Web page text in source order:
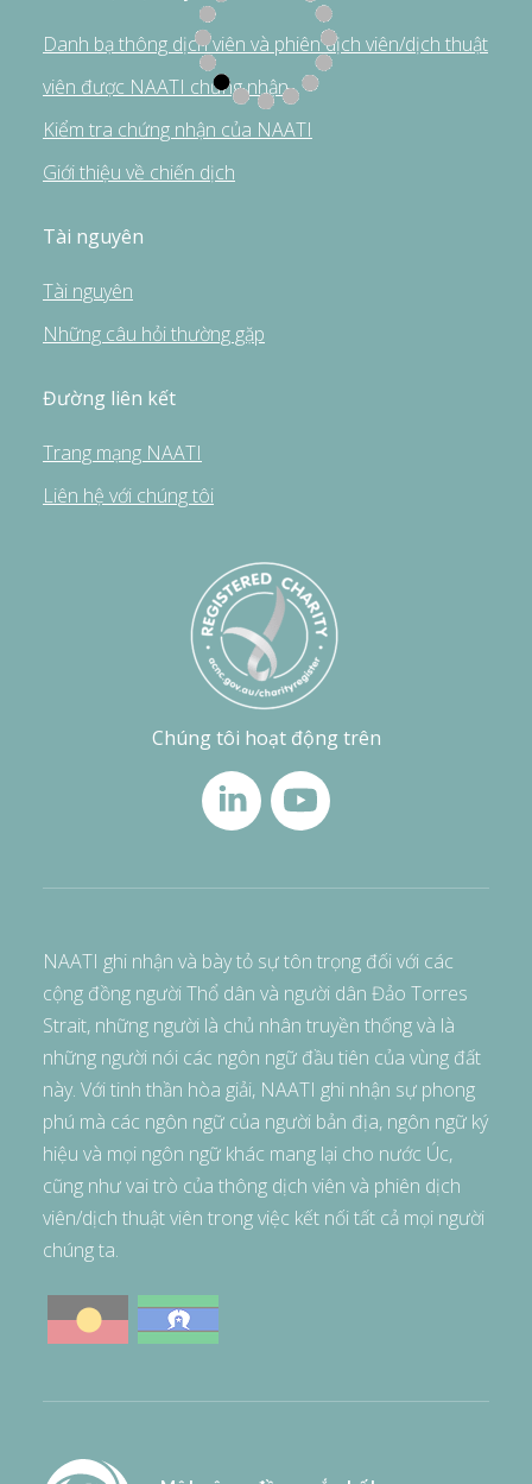
Danh bạ thông dịch viên và phiên dịch viên/dịch thuật
viên được NAATI chứng nhận
Kiểm tra chứng nhận của NAATI
Giới thiệu về chiến dịch
Tài nguyên
Tài nguyên
Những câu hỏi thường gặp
Đường liên kết
Trang mạng NAATI
Liên hệ với chúng tôi
Chúng tôi hoạt động trên
NAATI ghi nhận và bày tỏ sự tôn trọng đối với các
cộng đồng người Thổ dân và người dân Đảo Torres
Strait, những người là chủ nhân truyền thống và là
những người nói các ngôn ngữ đầu tiên của vùng đất
này. Với tinh thần hòa giải, NAATI ghi nhận sự phong
phú mà các ngôn ngữ của người bản địa, ngôn ngữ ký
hiệu và mọi ngôn ngữ khác mang lại cho nước Úc,
cũng như vai trò của thông dịch viên và phiên dịch
viên/dịch thuật viên trong việc kết nối tất cả mọi người
chúng ta.